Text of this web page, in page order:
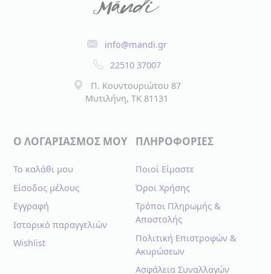
info@mandi.gr
22510 37007
Π. Κουντουριώτου 87
Μυτιλήνη, TK 81131
Ο ΛΟΓΑΡΙΑΣΜΟΣ ΜΟΥ
Το καλάθι μου
Είσοδος μέλους
Εγγραφή
Ιστορικό παραγγελιών
Wishlist
ΠΛΗΡΟΦΟΡΙΕΣ
Ποιοί Είμαστε
Όροι Χρήσης
Τρόποι Πληρωμής &
Αποστολής
Πολιτική Επιστροφών &
Ακυρώσεων
Ασφάλεια Συναλλαγών